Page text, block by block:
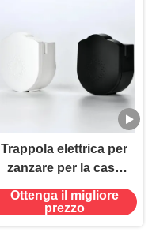
Trappola elettrica per
zanzare per la casa
Lampada anti-insetto
Area applicabile 20-50
Ottenga il migliore
prezzo